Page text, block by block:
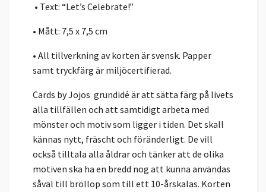
• Text: “Let’s Celebrate!”
• Mått: 7,5 x 7,5 cm
• All tillverkning av korten är svensk. Papper
samt tryckfärg är miljöcertifierad.
Cards by Jojos grundidé är att sätta färg på livets
alla tillfällen och att samtidigt arbeta med
mönster och motiv som ligger i tiden. Det skall
kännas nytt, fräscht och föränderligt. De vill
också tilltala alla åldrar och tänker att de olika
motiven ska ha en bredd nog att kunna användas
såväl till bröllop som till ett 10-årskalas. Korten